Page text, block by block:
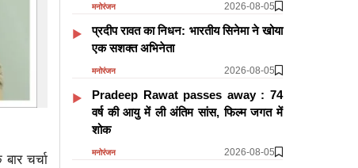
चर्चा
मनोरंजन 2026-08-05
प्रदीप रावत का निधन: भारतीय सिनेमा ने खोया
एक सशक्त अभिनेता
मनोरंजन 2026-08-05
Pradeep Rawat passes away : 74
वर्ष की आयु में ली अंतिम सांस, फिल्म जगत में
शोक
मनोरंजन 2026-08-05